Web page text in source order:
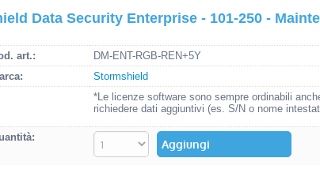
Hai perso la
Data Security Enterprise - 101-250 -
art.:
DM-ENT-RGB-REN+5Y
Stormshield
*Le licenze software sono sempre ordinabili
richiedere dati aggiuntivi (es. S/N o nome